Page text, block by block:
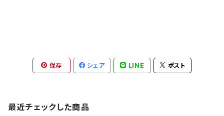
保存 シェア LINE ポスト
最近チェックした商品